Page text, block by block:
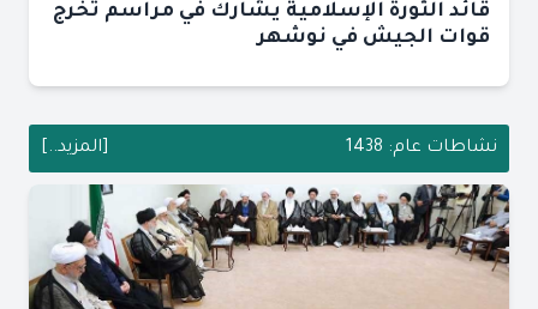
قائد الثورة الإسلامية يشارك في مراسم تخرج
قوات الجيش في نوشهر
نشاطات عام: 1438 [المزيد..]